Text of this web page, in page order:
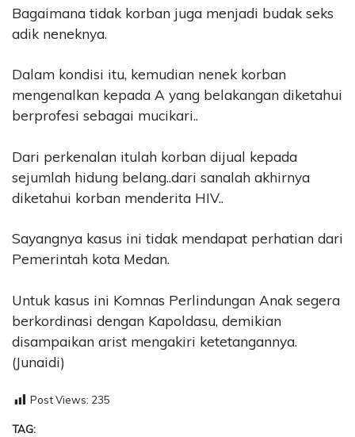
Bagaimana tidak korban juga menjadi budak seks
adik neneknya.
Dalam kondisi itu, kemudian nenek korban
mengenalkan kepada A yang belakangan diketahui
berprofesi sebagai mucikari..
Dari perkenalan itulah korban dijual kepada
sejumlah hidung belang..dari sanalah akhirnya
diketahui korban menderita HIV..
Sayangnya kasus ini tidak mendapat perhatian dari
Pemerintah kota Medan.
Untuk kasus ini Komnas Perlindungan Anak segera
berkordinasi dengan Kapoldasu, demikian
disampaikan arist mengakiri ketetangannya.
(Junaidi)
Post Views: 235
TAG: